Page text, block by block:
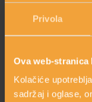
Privola
Ova web-
Kolačiće
sadržaj i oglase,
ZLATNI
nanošenja
(SPF).